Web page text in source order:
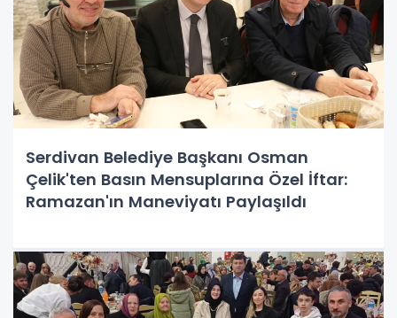
Serdivan Belediye Başkanı Osman
Çelik'ten Basın Mensuplarına Özel İftar:
Ramazan'ın Maneviyatı Paylaşıldı